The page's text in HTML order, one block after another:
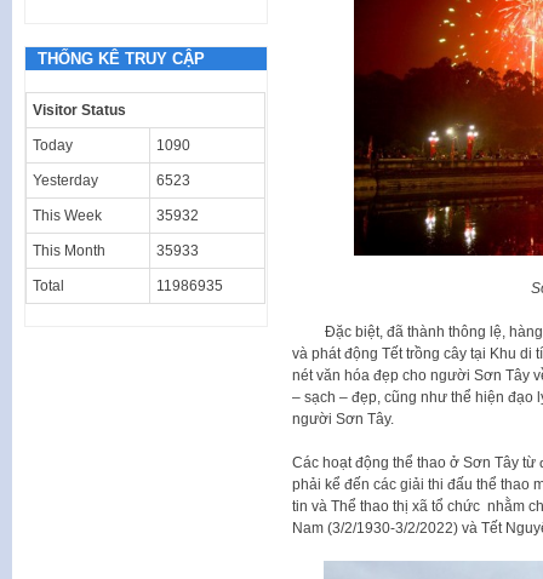
Đặc biệt, đã thành thông lệ, hàng
và phát động Tết trồng cây tại Khu di
nét văn hóa đẹp cho người Sơn Tây
– sạch – đẹp, cũng như thể hiện đạo
người Sơn Tây.
Các hoạt động thể thao ở Sơn Tây
phải kể đến các giải thi đấu thể thao
tin và Thể thao thị xã tổ chức nhằm
Nam (3/2/1930-3/2/2022) và Tết
THỐNG KÊ TRUY CẬP
Visitor Status
Today 1090
Yesterday 6523
This Week 35932
This Month 35933
Total 11986935